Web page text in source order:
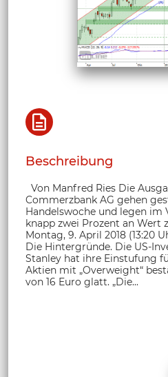
Beschreibung
Von Manfred Ries Die
Commerzbank AG gehen
Handelswoche und legen
knapp zwei Prozent an Wert
Montag, 9. April 2018 (13:20
Die Hintergründe. Die US-
Stanley hat ihre Einstufung
Aktien mit „Overweight“
von 16 Euro glatt. „Die...